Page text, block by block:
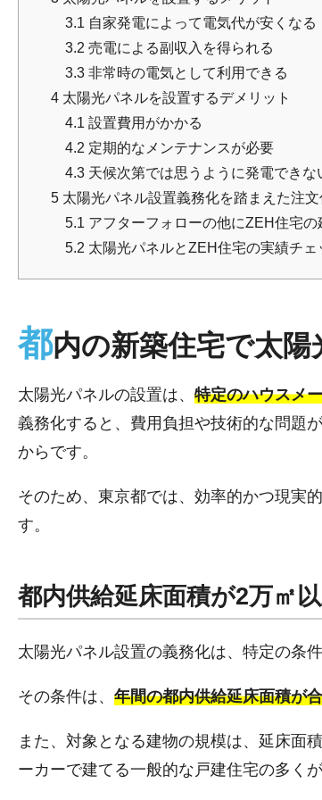
3.1 自家発電によって電気代が安くなる
3.2 売電による副収入を得られる
3.3 非常時の電気として利用できる
4 太陽光パネルを設置するデメリット
4.1 設置費用がかかる
4.2 定期的なメンテナンスが必要
4.3 天候次第では思うように発電できな
5 太陽光パネル設置義務化を踏まえた注
5.1 アフターフォローの他にZEH住宅の
5.2 太陽光パネルとZEH住宅の実績チ
都内の新築住宅で太
太陽光パネルの設置は、 特定のハウスメ
義務化すると、費用負担や技術的な問題
からです。
そのため、東京都では、効率的かつ現実
す。
都内供給延床面積が2万㎡
太陽光パネル設置の義務化は、特定の条
その条件は、 年間の都内供給延床面積が
また、対象となる建物の規模は、延床面
ーカーで建てる一般的な戸建住宅の多く